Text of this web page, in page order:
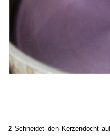
2 Schneidet den Kerzendocht